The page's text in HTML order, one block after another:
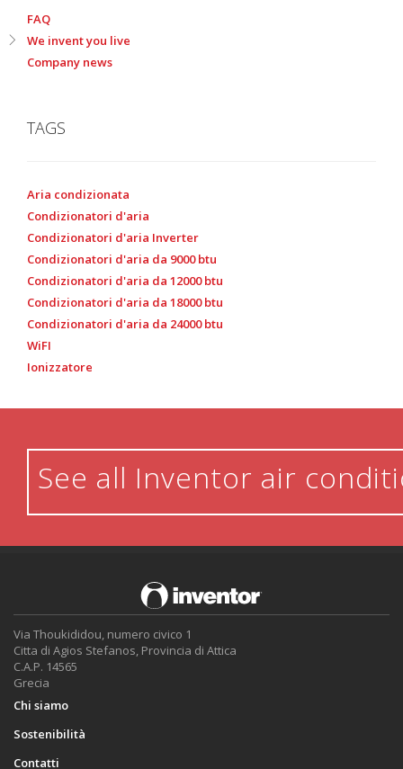
FAQ
We invent you live
Company news
TAGS
Aria condizionata
Condizionatori d'aria
Condizionatori d'aria Inverter
Condizionatori d'aria da 9000 btu
Condizionatori d'aria da 12000 btu
Condizionatori d'aria da 18000 btu
Condizionatori d'aria da 24000 btu
WiFI
Ionizzatore
See all Inventor air
Via Thoukididou, numero civico 1
Citta di Agios Stefanos, Provincia di Attica
C.A.P. 14565
Grecia
Chi siamo
Sostenibilità
Contatti